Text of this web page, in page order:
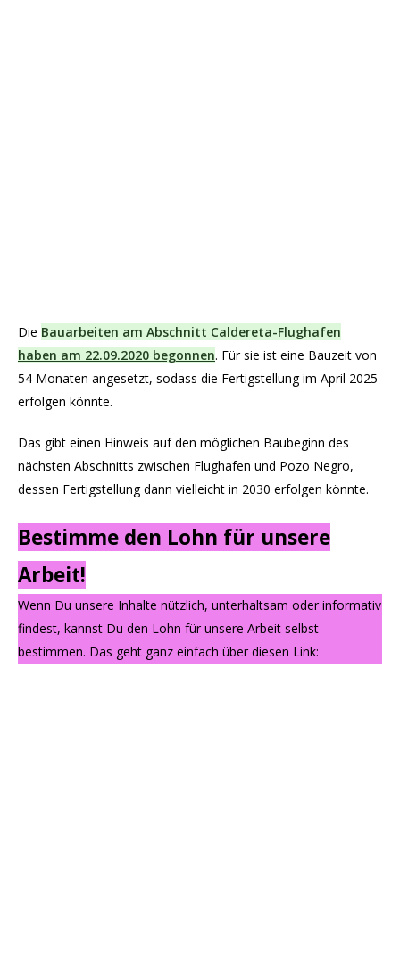
Die Bauarbeiten am Abschnitt Caldereta-Flughafen
haben am 22.09.2020 begonnen. Für sie ist eine Bauzeit von
54 Monaten angesetzt, sodass die Fertigstellung im April 2025
erfolgen könnte.
Das gibt einen Hinweis auf den möglichen Baubeginn des
nächsten Abschnitts zwischen Flughafen und Pozo Negro,
dessen Fertigstellung dann vielleicht in 2030 erfolgen könnte.
Bestimme den Lohn für unsere
Arbeit!
Wenn Du unsere Inhalte nützlich, unterhaltsam oder informativ
findest, kannst Du den Lohn für unsere Arbeit selbst
bestimmen. Das geht ganz einfach über diesen Link: